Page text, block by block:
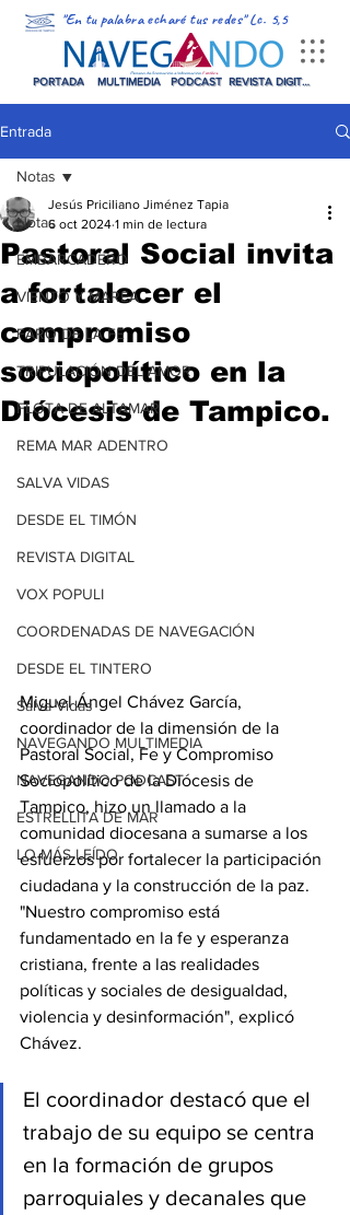
"En tu palabra echaré tus redes" Lc. 5,5
PORTADA MULTIMEDIA PODCAST REVISTA DIGITAL
Entrada
Notas
EMBARCADERO
VIENTO Y MAREA
FARO DE LA FE
TRIPULACIÓN DEL AMOR
FLOTA DE ALTAMAR
REMA MAR ADENTRO
SALVA VIDAS
DESDE EL TIMÓN
REVISTA DIGITAL
VOX POPULI
COORDENADAS DE NAVEGACIÓN
DESDE EL TINTERO
Salva Vidas
NAVEGANDO MULTIMEDIA
NAVEGANDO PODCAST
ESTRELLITA DE MAR
LO MÁS LEÍDO
Notas
Pastoral Social invita
a fortalecer el
compromiso
sociopolítico en la
Diócesis de Tampico.
Jesús Priciliano Jiménez Tapia
6 oct 2024 1 min de lectura
Miguel Ángel Chávez García,
coordinador de la dimensión de la
Pastoral Social, Fe y Compromiso
Sociopolítico de la Diócesis de
Tampico, hizo un llamado a la
comunidad diocesana a sumarse a los
esfuerzos por fortalecer la participación
ciudadana y la construcción de la paz.
"Nuestro compromiso está
fundamentado en la fe y esperanza
cristiana, frente a las realidades
políticas y sociales de desigualdad,
violencia y desinformación", explicó
Chávez.
El coordinador destacó que el
trabajo de su equipo se centra
en la formación de grupos
parroquiales y decanales que